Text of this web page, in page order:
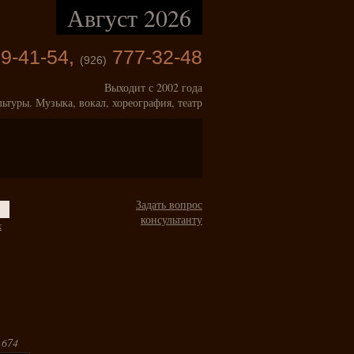
Август 2026
41-54, (926) 777-32-48
Выходит с 2002 года
Музыка, вокал, хореография, театр
Задать вопрос
консультанту